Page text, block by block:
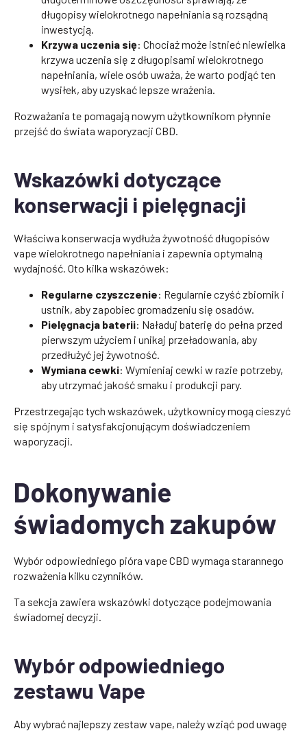
długopisy wielokrotnego napełniania są rozsądną
inwestycją.
Krzywa uczenia się: Chociaż może istnieć niewielka
krzywa uczenia się z długopisami wielokrotnego
napełniania, wiele osób uważa, że warto podjąć ten
wysiłek, aby uzyskać lepsze wrażenia.
Rozważania te pomagają nowym użytkownikom płynnie
przejść do świata waporyzacji CBD.
Wskazówki dotyczące
konserwacji i pielęgnacji
Właściwa konserwacja wydłuża żywotność długopisów
vape wielokrotnego napełniania i zapewnia optymalną
wydajność. Oto kilka wskazówek:
Regularne czyszczenie: Regularnie czyść zbiornik i
ustnik, aby zapobiec gromadzeniu się osadów.
Pielęgnacja baterii: Naładuj baterię do pełna przed
pierwszym użyciem i unikaj przeładowania, aby
przedłużyć jej żywotność.
Wymiana cewki: Wymieniaj cewki w razie potrzeby,
aby utrzymać jakość smaku i produkcji pary.
Przestrzegając tych wskazówek, użytkownicy mogą cieszyć
się spójnym i satysfakcjonującym doświadczeniem
waporyzacji.
Dokonywanie
świadomych zakupów
Wybór odpowiedniego pióra vape CBD wymaga starannego
rozważenia kilku czynników.
Ta sekcja zawiera wskazówki dotyczące podejmowania
świadomej decyzji.
Wybór odpowiedniego
zestawu Vape
Aby wybrać najlepszy zestaw vape, należy wziąć pod uwagę